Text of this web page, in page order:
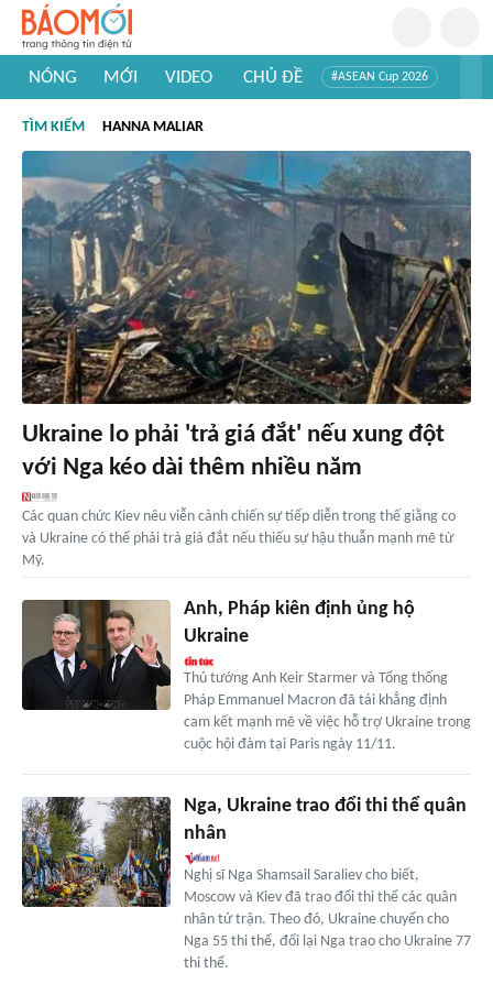
NÓNG MỚI VIDEO CHỦ ĐỀ #ASEAN Cup 2026
#Khám phá thế giới
TÌM KIẾM HANNA MALIAR
Ukraine lo phải 'trả giá đắt' nếu xung đột
với Nga kéo dài thêm nhiều năm
Các quan chức Kiev nêu viễn cảnh chiến sự tiếp diễn trong thế giằng co
và Ukraine có thể phải trả giá đắt nếu thiếu sự hậu thuẫn mạnh mẽ từ
Mỹ.
Anh, Pháp kiên định ủng hộ
Ukraine
Thủ tướng Anh Keir Starmer và Tổng thống
Pháp Emmanuel Macron đã tái khẳng định
cam kết mạnh mẽ về việc hỗ trợ Ukraine trong
cuộc hội đàm tại Paris ngày 11/11.
Nga, Ukraine trao đổi thi thể quân
nhân
Nghị sĩ Nga Shamsail Saraliev cho biết,
Moscow và Kiev đã trao đổi thi thể các quân
nhân tử trận. Theo đó, Ukraine chuyển cho
Nga 55 thi thể, đổi lại Nga trao cho Ukraine 77
thi thể.